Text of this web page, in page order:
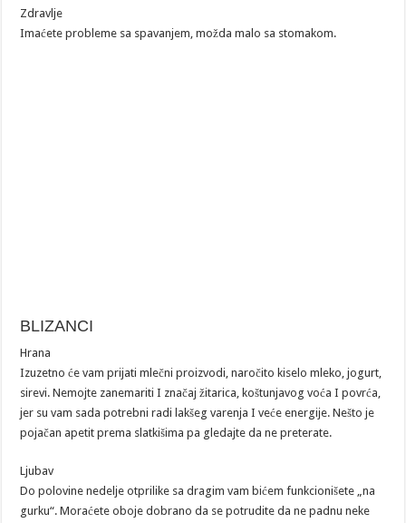
Zdravlje
Imaćete probleme sa spavanjem, možda malo sa stomakom.
BLIZANCI
Hrana
Izuzetno će vam prijati mlečni proizvodi, naročito kiselo mleko, jogurt,
sirevi. Nemojte zanemariti I značaj žitarica, koštunjavog voća I povrća,
jer su vam sada potrebni radi lakšeg varenja I veće energije. Nešto je
pojačan apetit prema slatkišima pa gledajte da ne preterate.
Ljubav
Do polovine nedelje otprilike sa dragim vam bićem funkcionišete „na
gurku“. Moraćete oboje dobrano da se potrudite da ne padnu neke